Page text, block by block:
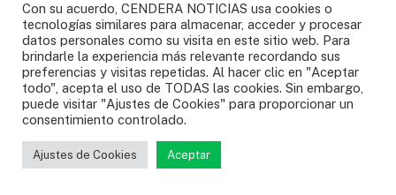
Con su acuerdo, CENDERA NOTICIAS usa cookies o
tecnologías similares para almacenar, acceder y procesar
datos personales como su visita en este sitio web. Para
brindarle la experiencia más relevante recordando sus
preferencias y visitas repetidas. Al hacer clic en "Aceptar
todo", acepta el uso de TODAS las cookies. Sin embargo,
puede visitar "Ajustes de Cookies" para proporcionar un
consentimiento controlado.
Ajustes de Cookies Aceptar